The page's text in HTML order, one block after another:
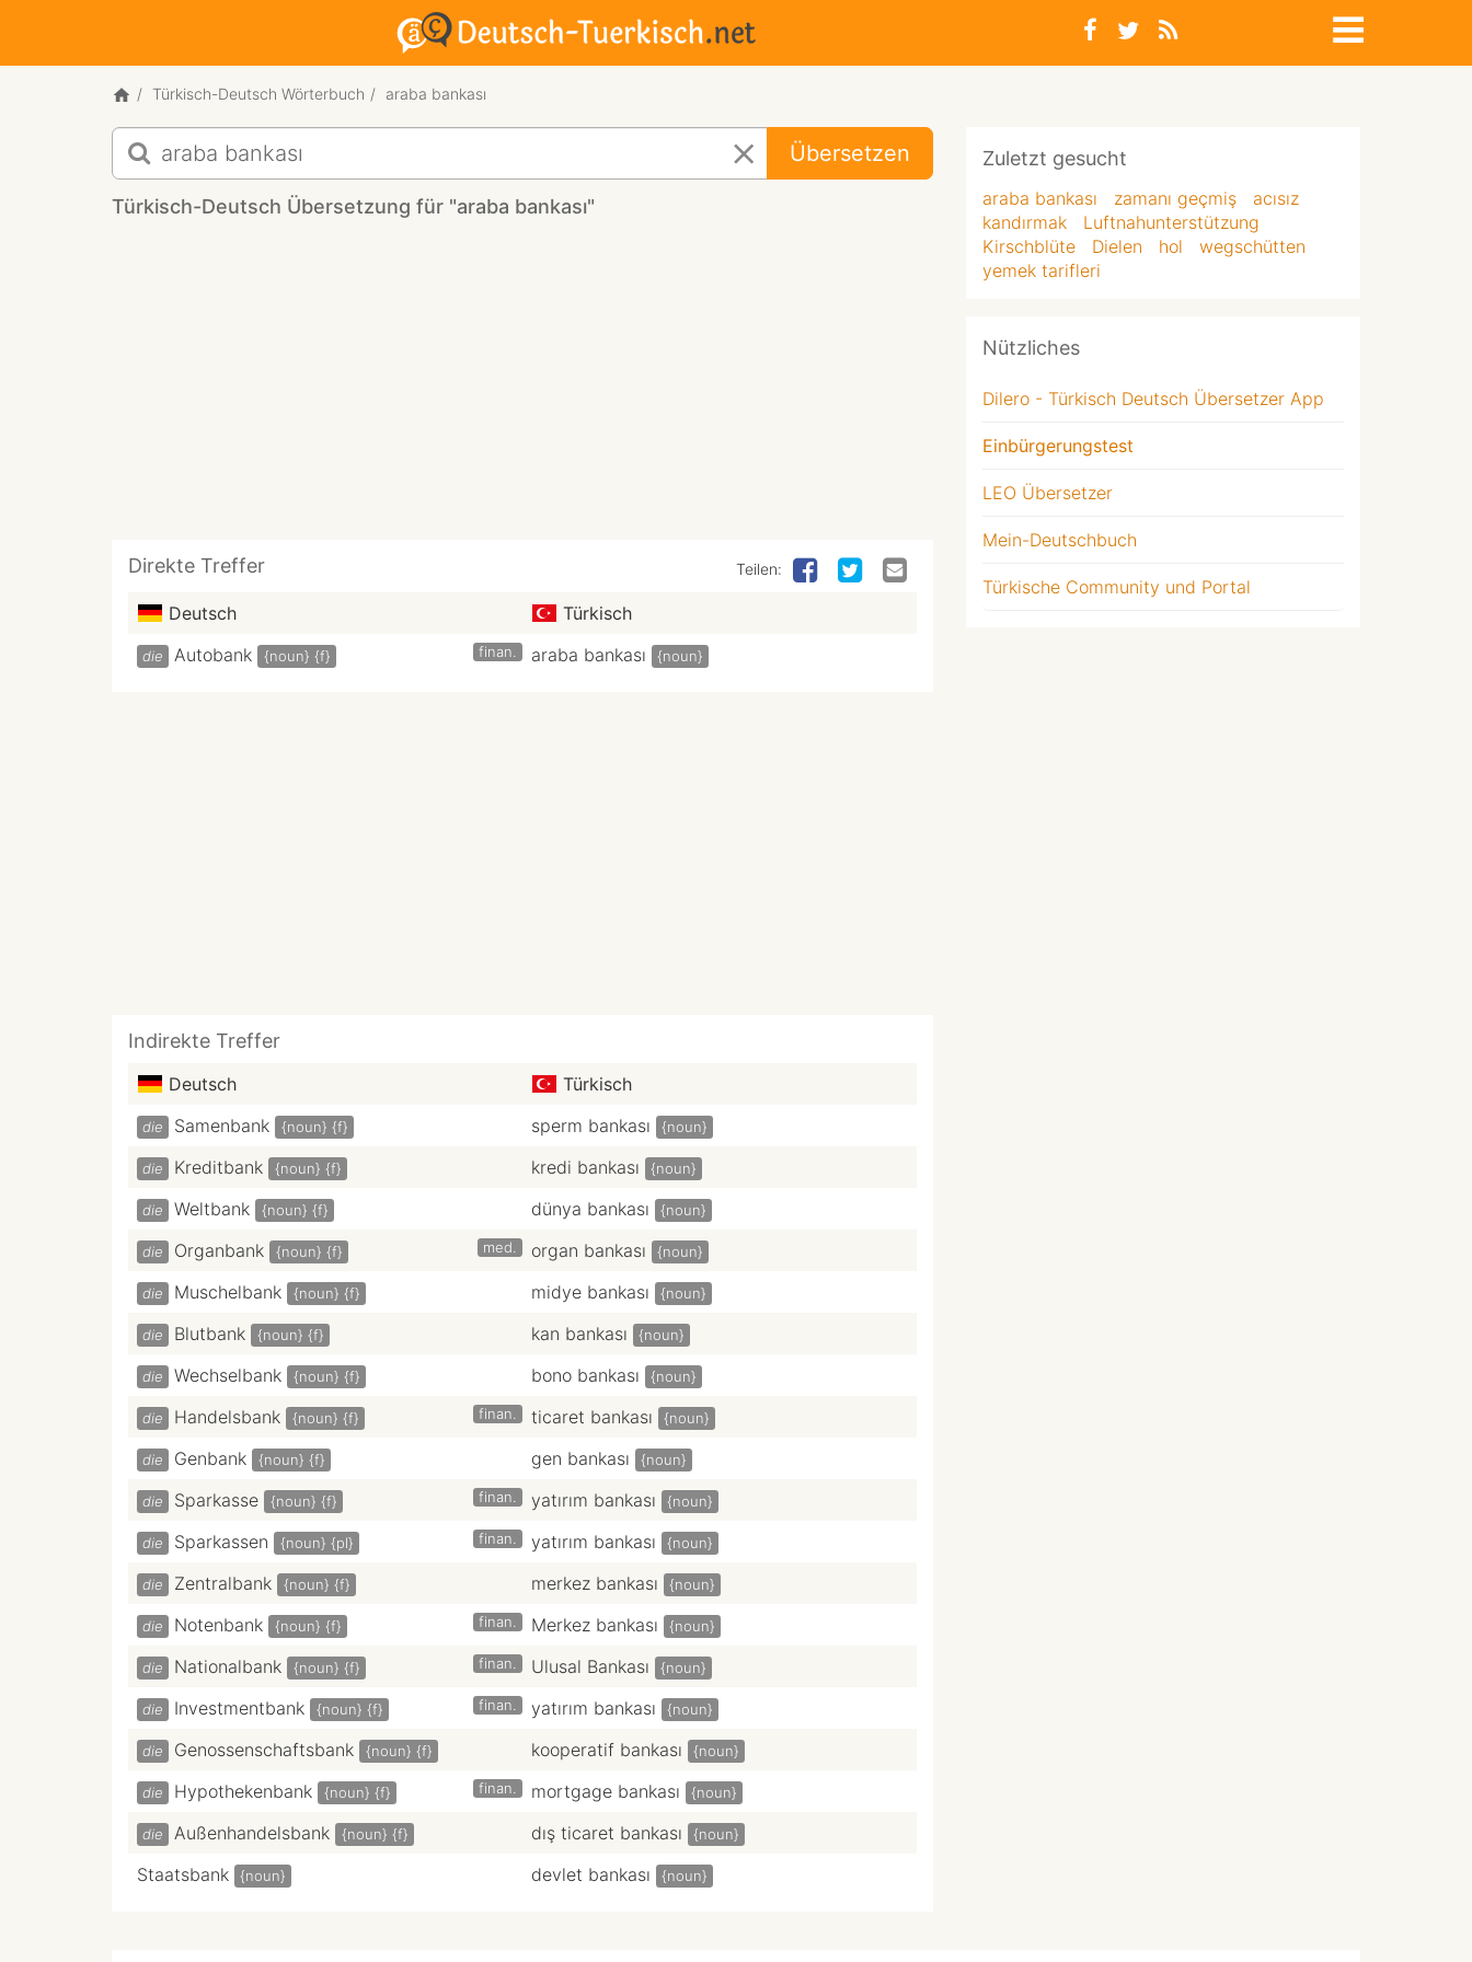
Türkisch-Deutsch Wörterbuch araba bankası
Türkisch-
Deutsch
Übersetzung
für
Übersetzen
Türkisch-Deutsch Übersetzung für "araba bankası"
Direkte Treffer Teilen:
Deutsch Türkisch
die Autobank {noun} {f} finan. araba bankası {noun}
Indirekte Treffer
Deutsch Türkisch
die Samenbank {noun} {f} sperm bankası {noun}
die Kreditbank {noun} {f} kredi bankası {noun}
die Weltbank {noun} {f} dünya bankası {noun}
die Organbank {noun} {f} med. organ bankası {noun}
die Muschelbank {noun} {f} midye bankası {noun}
die Blutbank {noun} {f} kan bankası {noun}
die Wechselbank {noun} {f} bono bankası {noun}
die Handelsbank {noun} {f} finan. ticaret bankası {noun}
die Genbank {noun} {f} gen bankası {noun}
die Sparkasse {noun} {f} finan. yatırım bankası {noun}
die Sparkassen {noun} {pl} finan. yatırım bankası {noun}
die Zentralbank {noun} {f} merkez bankası {noun}
die Notenbank {noun} {f} finan. Merkez bankası {noun}
die Nationalbank {noun} {f} finan. Ulusal Bankası {noun}
die Investmentbank {noun} {f} finan. yatırım bankası {noun}
die Genossenschaftsbank {noun} {f} kooperatif bankası {noun}
die Hypothekenbank {noun} {f} finan. mortgage bankası {noun}
die Außenhandelsbank {noun} {f} dış ticaret bankası {noun}
Staatsbank {noun} devlet bankası {noun}
Zuletzt gesucht
araba bankası zamanı geçmiş
acısız
kandırmak
Luftnahunterstützung
Kirschblüte
Dielen hol
wegschütten
yemek tarifleri
Nützliches
Dilero - Türkisch Deutsch Übersetzer App
Einbürgerungstest
LEO Übersetzer
Mein-Deutschbuch
Türkische Community und Portal